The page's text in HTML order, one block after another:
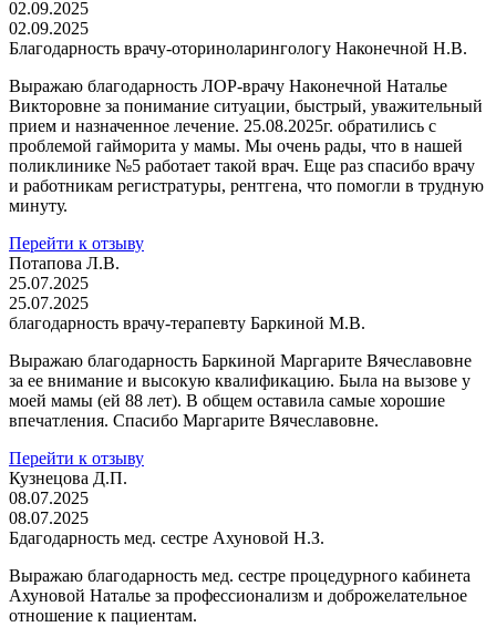
02.09.2025
02.09.2025
Благодарность врачу-оториноларингологу Наконечной Н.В.
Выражаю благодарность ЛОР-врачу Наконечной Наталье
Викторовне за понимание ситуации, быстрый, уважительный
прием и назначенное лечение. 25.08.2025г. обратились с
проблемой гайморита у мамы. Мы очень рады, что в нашей
поликлинике №5 работает такой врач. Еще раз спасибо врачу
и работникам регистратуры, рентгена, что помогли в трудную
минуту.
Перейти к отзыву
Потапова Л.В.
25.07.2025
25.07.2025
благодарность врачу-терапевту Баркиной М.В.
Выражаю благодарность Баркиной Маргарите Вячеславовне
за ее внимание и высокую квалификацию. Была на вызове у
моей мамы (ей 88 лет). В общем оставила самые хорошие
впечатления. Спасибо Маргарите Вячеславовне.
Перейти к отзыву
Кузнецова Д.П.
08.07.2025
08.07.2025
Бдагодарность мед. сестре Ахуновой Н.З.
Выражаю благодарность мед. сестре процедурного кабинета
Ахуновой Наталье за профессионализм и доброжелательное
отношение к пациентам.